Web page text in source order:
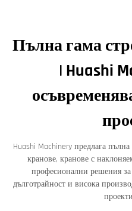
Пълна гама
| Huashi
Huashi Machinery предлага
кранове, кранове с
професионални решения
дълготрайност и висока